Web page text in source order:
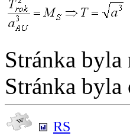
Stránka
Stránka byla
RS